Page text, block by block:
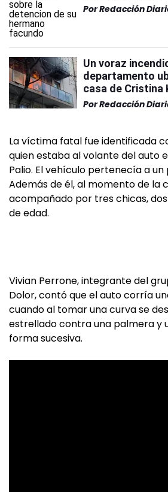
PorRedacción
Un voraz
departamento
casa de Cristina
PorRedacción
La víctima fatal fue identificada
quien estaba al volante del auto
Palio. El vehículo pertenecía a un
Además de él, al momento de la
acompañado por tres chicas,
de edad.
Vivian Perrone, integrante del
Dolor, contó que el auto corría
cuando al tomar una curva se
estrellado contra una palmera y
forma sucesiva.